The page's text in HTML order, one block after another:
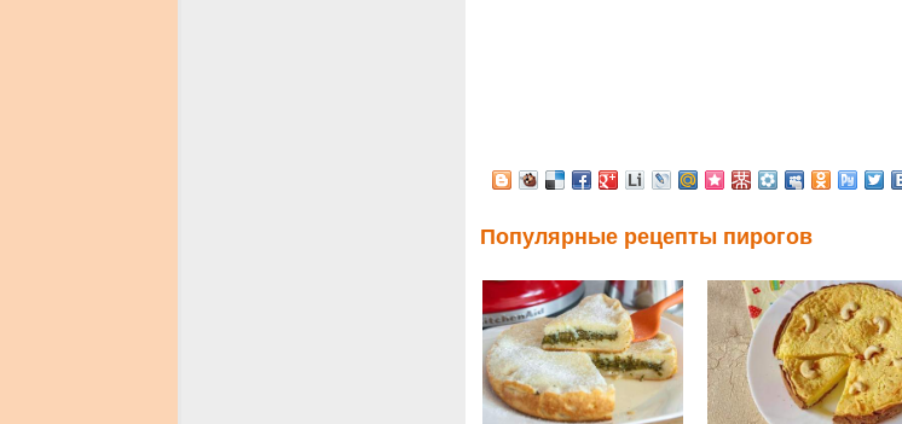
Популярные рецепты пирогов